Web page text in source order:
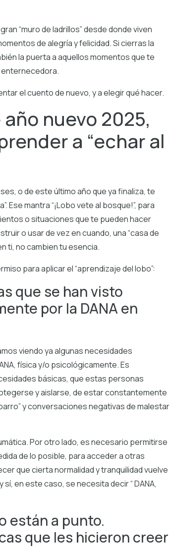
“muro de ladrillos” desde donde viven
de alegría y felicidad. Si cierras la
la puerta a aquellos momentos que te
enternecedora.
el cuento de nuevo, y a elegir qué hacer.
nuevo 2025,
a “echar al
o de este último año que ya finaliza, te
Ese mantra “¡Lobo vete al bosque!”, para
o situaciones que te pueden hacer
o usar de vez en cuando, una “casa de
ti, no cambien tu esencia.
para aplicar el “aprendizaje del lobo”:
que se han visto
por la DANA en
viendo ya algunas necesidades
física y/o psicológicamente. Es
básicas, que estas personas
y aislarse, de estar constantemente
y conversaciones negativas de malestar
Por otro lado, es necesario permitirse
de lo posible, para acceder a otras
que cierta normalidad y tranquilidad vuelve
en este caso, se necesita decir “ DANA,
están a punto.
que les hicieron creer